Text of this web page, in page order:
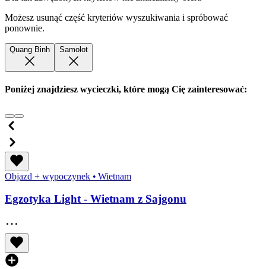
Możesz usunąć część kryteriów wyszukiwania i spróbować
ponownie.
Quang Binh Samolot
Poniżej znajdziesz wycieczki, które mogą Cię zainteresować:
Objazd + wypoczynek • Wietnam
Egzotyka Light - Wietnam z Sajgonu